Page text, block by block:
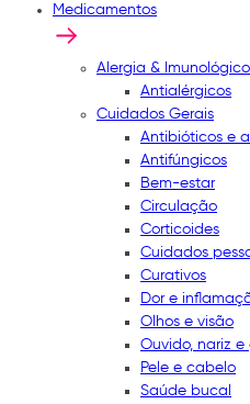
Medicamentos
Alergia & Imunológico
Antialérgicos
Cuidados Gerais
Antibióticos e
Antifúngicos
Bem-estar
Circulação
Corticoides
Cuidados
Curativos
Dor e
Olhos e visão
Ouvido, nariz
Pele e cabelo
Saúde bucal